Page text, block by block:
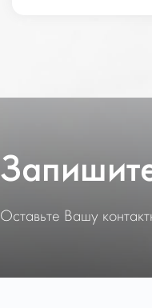
Оставьте Вашу